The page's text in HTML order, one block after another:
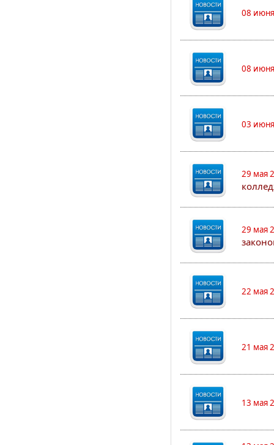
08
08
03
29 мая
29 мая
22 мая
21 мая
13 мая